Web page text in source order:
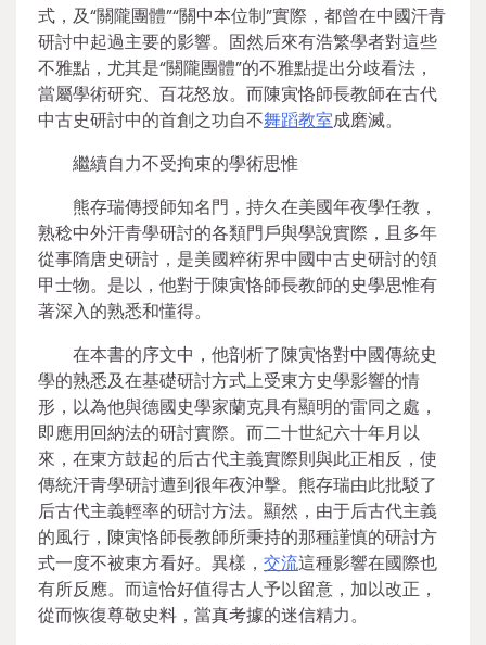
式，及“關隴團體”“關中本位制”實際，都曾在中國汗青
研討中起過主要的影響。固然后來有浩繁學者對這些
不雅點，尤其是“關隴團體”的不雅點提出分歧看法，
當屬學術研究、百花怒放。而陳寅恪師長教師在古代
中古史研討中的首創之功自不舞蹈教室成磨滅。
繼續自力不受拘束的學術思惟
熊存瑞傳授師知名門，持久在美國年夜學任教，
熟稔中外汗青學研討的各類門戶與學說實際，且多年
從事隋唐史研討，是美國粹術界中國中古史研討的領
甲士物。是以，他對于陳寅恪師長教師的史學思惟有
著深入的熟悉和懂得。
在本書的序文中，他剖析了陳寅恪對中國傳統史
學的熟悉及在基礎研討方式上受東方史學影響的情
形，以為他與德國史學家蘭克具有顯明的雷同之處，
即應用回納法的研討實際。而二十世紀六十年月以
來，在東方鼓起的后古代主義實際則與此正相反，使
傳統汗青學研討遭到很年夜沖擊。熊存瑞由此批駁了
后古代主義輕率的研討方法。顯然，由于后古代主義
的風行，陳寅恪師長教師所秉持的那種謹慎的研討方
式一度不被東方看好。異樣， 交流這種影響在國際也
有所反應。而這恰好值得古人予以留意，加以改正，
從而恢復尊敬史料，當真考據的迷信精力。